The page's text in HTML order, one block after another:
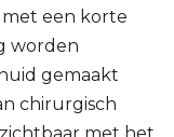
een korte
worden
gemaakt
chirurgisch